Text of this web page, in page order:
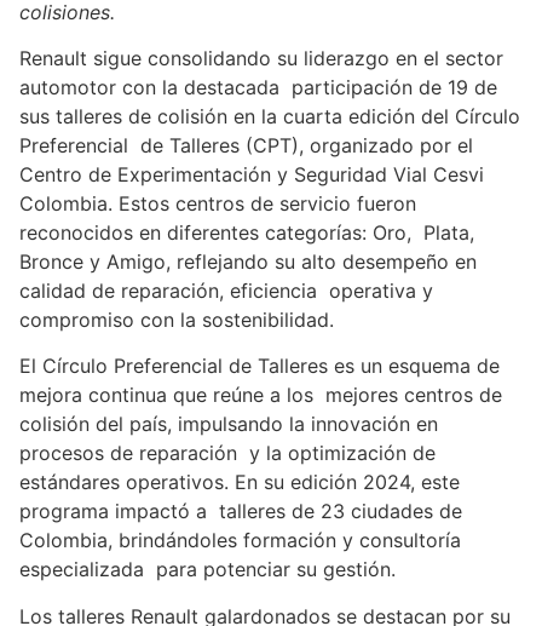
colisiones.
Renault sigue consolidando su liderazgo en el sector
automotor con la destacada participación de 19 de
sus talleres de colisión en la cuarta edición del Círculo
Preferencial de Talleres (CPT), organizado por el
Centro de Experimentación y Seguridad Vial Cesvi
Colombia. Estos centros de servicio fueron
reconocidos en diferentes categorías: Oro, Plata,
Bronce y Amigo, reflejando su alto desempeño en
calidad de reparación, eficiencia operativa y
compromiso con la sostenibilidad.
El Círculo Preferencial de Talleres es un esquema de
mejora continua que reúne a los mejores centros de
colisión del país, impulsando la innovación en
procesos de reparación y la optimización de
estándares operativos. En su edición 2024, este
programa impactó a talleres de 23 ciudades de
Colombia, brindándoles formación y consultoría
especializada para potenciar su gestión.
Los talleres Renault galardonados se destacan por su